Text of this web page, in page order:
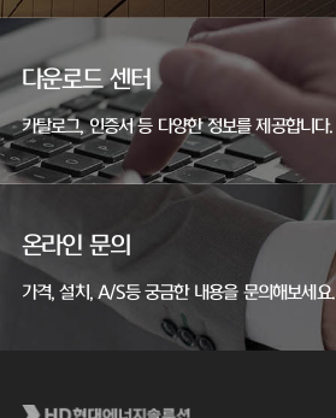
다운로드 센터
카탈로그, 인증서 등 다양한 정보를 제공합니다.
온라인 문의
가격, 설치, A/S등 궁금한 내용을 문의해보세요.